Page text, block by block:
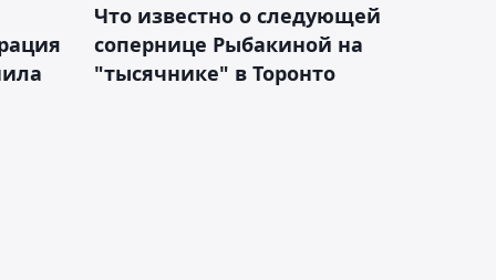
Что известно о следующей
сопернице Рыбакиной на
"тысячнике" в Торонто